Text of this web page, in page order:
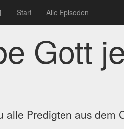
Start Alle Episoden
Gott
alle Predigten aus dem